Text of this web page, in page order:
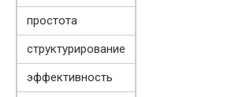
простота
структурирование
эффективность